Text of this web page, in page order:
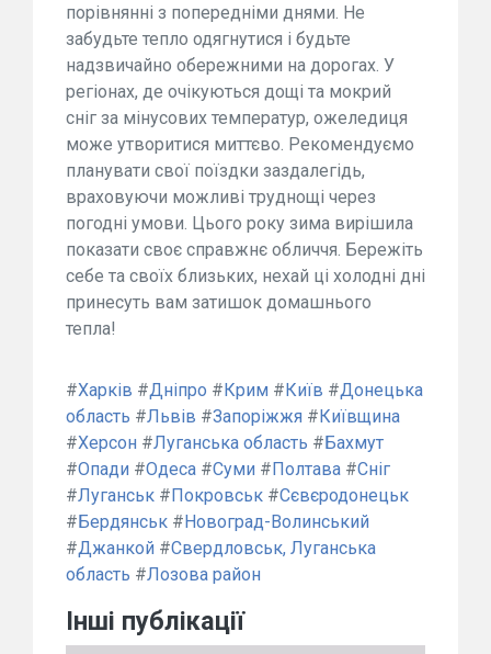
порівнянні з попередніми днями. Не
забудьте тепло одягнутися і будьте
надзвичайно обережними на дорогах. У
регіонах, де очікуються дощі та мокрий
сніг за мінусових температур, ожеледиця
може утворитися миттєво. Рекомендуємо
планувати свої поїздки заздалегідь,
враховуючи можливі труднощі через
погодні умови. Цього року зима вирішила
показати своє справжнє обличчя. Бережіть
себе та своїх близьких, нехай ці холодні дні
принесуть вам затишок домашнього
тепла!
#Харків #Дніпро #Крим #Київ #Донецька
область #Львів #Запоріжжя #Київщина
#Херсон #Луганська область #Бахмут
#Опади #Одеса #Суми #Полтава #Сніг
#Луганськ #Покровськ #Сєвєродонецьк
#Бердянськ #Новоград-Волинський
#Джанкой #Свердловськ, Луганська
область #Лозова район
Інші публікації